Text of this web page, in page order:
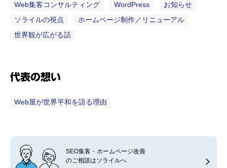
Web集客コンサルティング
WordPress
お知らせ
ソライルの視点
ホームページ制作／リニューアル
世界観が広がる話
代表の想い
Web屋が世界平和を語る理由
SEO集客・ホームページ改善
のご相談はソライルへ